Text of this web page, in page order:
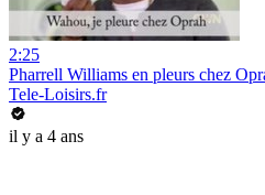
2:25
Pharrell Williams en pleurs chez
Tele-Loisirs.fr
il y a 4 ans